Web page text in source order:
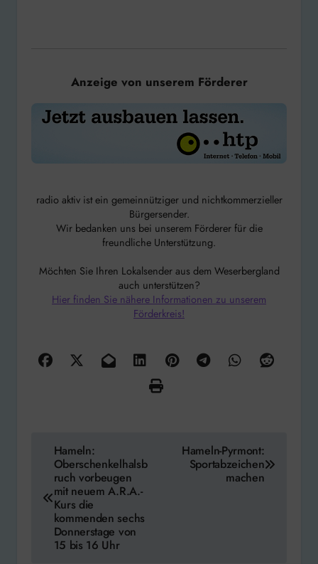
Anzeige von unserem Förderer
radio aktiv ist ein gemeinnütziger und nichtkommerzieller
Bürgersender.
Wir bedanken uns bei unserem Förderer für die
freundliche Unterstützung.
Möchten Sie Ihren Lokalsender aus dem Weserbergland
auch unterstützen?
Hier finden Sie nähere Informationen zu unserem
Förderkreis!
Beitragsnavigation
Hameln:
Oberschenkelhalsb
ruch vorbeugen
mit neuem A.R.A.-
Kurs die
kommenden sechs
Donnerstage von
15 bis 16 Uhr
Hameln-Pyrmont:
Sportabzeichen
machen